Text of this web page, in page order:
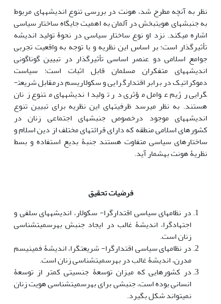
نظر به آنچه مطرح شد، هونت در بررسی تنوع اندیشه­های مربوط
به جنبش‏های هویت­بخش در آلمان به اهمیت جایگاه ساختار سیاسی
اشاره می­کند. نزد او نوع ساختار سیاسی در نحوۀ تولید اندیشه
تأثیرگذار است؛ بر اساس این نظریه و با توجه به واقعیت تجربی
جوامع اسلامی دو عنصر اساسی تأثیرگذار در تبیین گوناگونی
اندیشه­های متفکران مسلمان قابل اثبات است: سیاست
دموکراتیک در برابر اقتدارگرایی و سکولاریسم درمقابل شریعت­
گرایی رژیم عوامل مؤثری در تولید اندیشه­های متنوع زنان
هستند. به نظر می­رسد ظرفیت­های این نظریه برای تبیین تنوع
اندیشه‏های موجود درخصوص جنبش­های اجتماعی زنان در
کشورهای اسلامی منطقه که دارای قرائت­های مختلف از دین اسلام و
ساختارهای سیاسی متفاوت هستند جنبۀ بدیع استفاده و بسط
نظریۀ هونت به­شمار آید.
فرضیات تحقیق
در نظام­های سیاسی اقتدارگرا- سکولار، اندیشه­های سلفی و
اجتهادگرا، اندیشۀ غالب در ایجاد جنبش به­رسمیت­شناسی
زنان است.
در نظام­های سیاسی اقتدارگرا- شریعت­گرا، اندیشۀ فمینیسم
مدرن، اندیشۀ غالب در به­رسمیت‏شناسی زنان است.
در کشورهایی که میزان توسعۀ جنسیتی کمتر از توسعۀ
انسانی بوده است، جنبشی برای­ به‏رسمیت‏شناسی هویت زنان
نمی­تواند شکل بگیرد.